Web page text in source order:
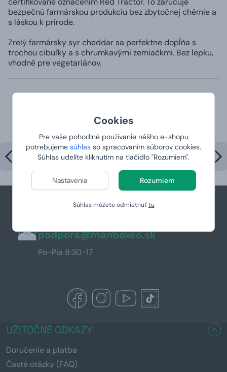
Cookies
Pre vaše pohodlné používanie nášho e-shopu
potrebujeme súhlas so spracovaním súborov cookies.
Súhlas udelíte kliknutím na tlačidlo "Rozumiem".
Nastavenia Rozumiem
Súhlas môžete odmietnuťtu
bezpečnú farmárskou produkciu bez zbytočnej chémie a
s láskou k prírode.
Zrelý farmársky syr cheddar sa perfektne dopĺňa s
trochou cibuľky a s chrumkavými zemiačkmi. Bez lepku,
vhodné pre vegetariánov.
kategórii
podpora@manboxeo.sk
Po-Pia 8:30-17
UŽITOČNÉ ODKAZY
Doručenie a platba
Časté otázky (FAQ)